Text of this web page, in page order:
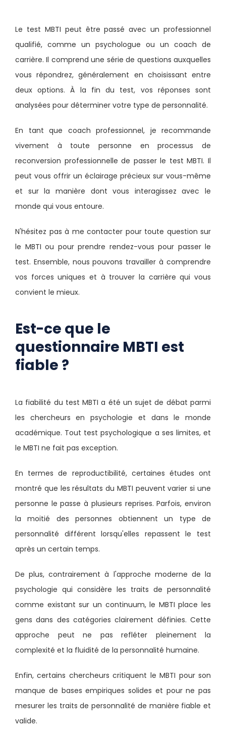
Le test MBTI peut être passé avec un professionnel
qualifié, comme un psychologue ou un coach de
carrière. Il comprend une série de questions auxquelles
vous répondrez, généralement en choisissant entre
deux options. À la fin du test, vos réponses sont
analysées pour déterminer votre type de personnalité.
En tant que coach professionnel, je recommande
vivement à toute personne en processus de
reconversion professionnelle de passer le test MBTI. Il
peut vous offrir un éclairage précieux sur vous-même
et sur la manière dont vous interagissez avec le
monde qui vous entoure.
N'hésitez pas à me contacter pour toute question sur
le MBTI ou pour prendre rendez-vous pour passer le
test. Ensemble, nous pouvons travailler à comprendre
vos forces uniques et à trouver la carrière qui vous
convient le mieux.
Est-ce que le
questionnaire MBTI est
fiable ?
La fiabilité du test MBTI a été un sujet de débat parmi
les chercheurs en psychologie et dans le monde
académique. Tout test psychologique a ses limites, et
le MBTI ne fait pas exception.
En termes de reproductibilité, certaines études ont
montré que les résultats du MBTI peuvent varier si une
personne le passe à plusieurs reprises. Parfois, environ
la moitié des personnes obtiennent un type de
personnalité différent lorsqu'elles repassent le test
après un certain temps.
De plus, contrairement à l'approche moderne de la
psychologie qui considère les traits de personnalité
comme existant sur un continuum, le MBTI place les
gens dans des catégories clairement définies. Cette
approche peut ne pas refléter pleinement la
complexité et la fluidité de la personnalité humaine.
Enfin, certains chercheurs critiquent le MBTI pour son
manque de bases empiriques solides et pour ne pas
mesurer les traits de personnalité de manière fiable et
valide.